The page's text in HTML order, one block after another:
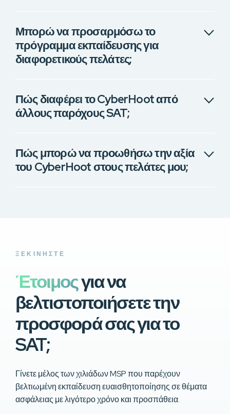
Μπορώ να προσαρμόσω το
πρόγραμμα εκπαίδευσης για
διαφορετικούς πελάτες;
Πώς διαφέρει το CyberHoot από
άλλους παρόχους SAT;
Πώς μπορώ να προωθήσω την αξία
του CyberHoot στους πελάτες μου;
ΞΕΚΙΝΉΣΤΕ
Έτοιμοςγια να
βελτιστοποιήσετε την
προσφορά σας για το
SAT;
Γίνετε μέλος των χιλιάδων MSP που παρέχουν
βελτιωμένη εκπαίδευση ευαισθητοποίησης σε θέματα
ασφάλειας με λιγότερο χρόνο και προσπάθεια.